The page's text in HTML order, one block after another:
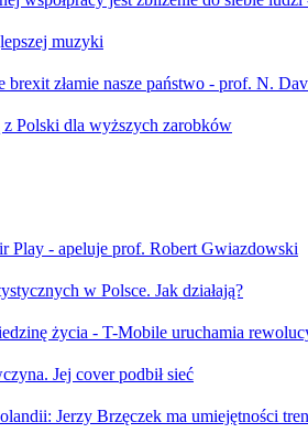
muzyki
brexit złamie nasze państwo - prof. N.
Polski dla wyższych zarobków
Play - apeluje prof. Robert Gwiazdowski
w Polsce. Jak działają?
życia - T-Mobile uruchamia
Jej cover podbił sieć
Jerzy Brzęczek ma umiejętności